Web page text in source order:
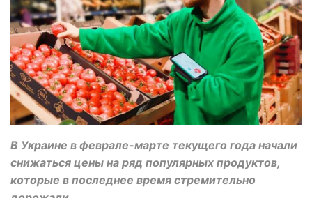
В Украине в феврале-марте текущего года начали
снижаться цены на ряд популярных продуктов,
которые в последнее время стремительно